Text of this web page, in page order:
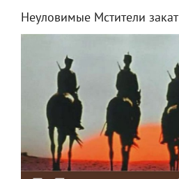
Неуловимые Мстители закат